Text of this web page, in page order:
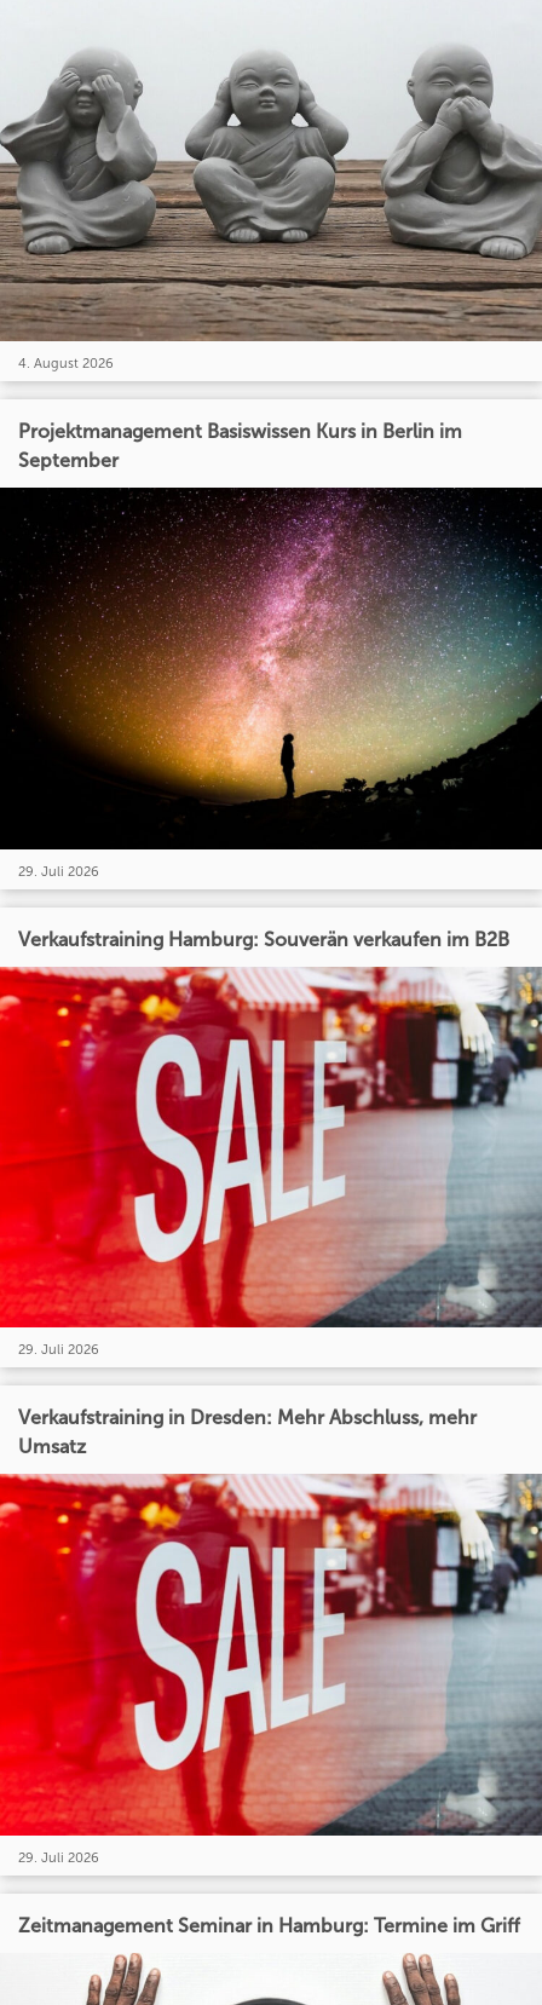
4. August 2026
Projektmanagement Basiswissen Kurs in Berlin im
September
29. Juli 2026
Verkaufstraining Hamburg: Souverän verkaufen im B2B
29. Juli 2026
Verkaufstraining in Dresden: Mehr Abschluss, mehr
Umsatz
29. Juli 2026
Zeitmanagement Seminar in Hamburg: Termine im Griff